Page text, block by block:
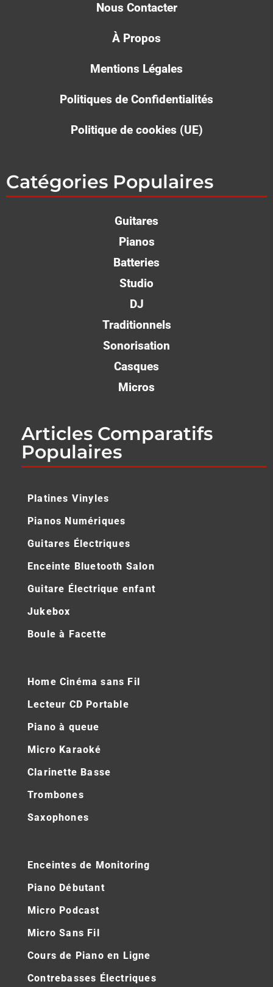
Nous Contacter
À Propos
Mentions Légales
Politiques de Confidentialités
Politique de cookies (UE)
Catégories Populaires
Guitares
Pianos
Batteries
Studio
DJ
Traditionnels
Sonorisation
Casques
Micros
Articles Comparatifs
Populaires
Platines Vinyles
Pianos Numériques
Guitares Électriques
Enceinte Bluetooth Salon
Guitare Électrique enfant
Jukebox
Boule à Facette
Home Cinéma sans Fil
Lecteur CD Portable
Piano à queue
Micro Karaoké
Clarinette Basse
Trombones
Saxophones
Enceintes de Monitoring
Piano Débutant
Micro Podcast
Micro Sans Fil
Cours de Piano en Ligne
Contrebasses Électriques